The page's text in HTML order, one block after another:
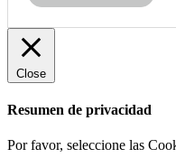
Close
Resumen de privacidad
Por favor, seleccione las